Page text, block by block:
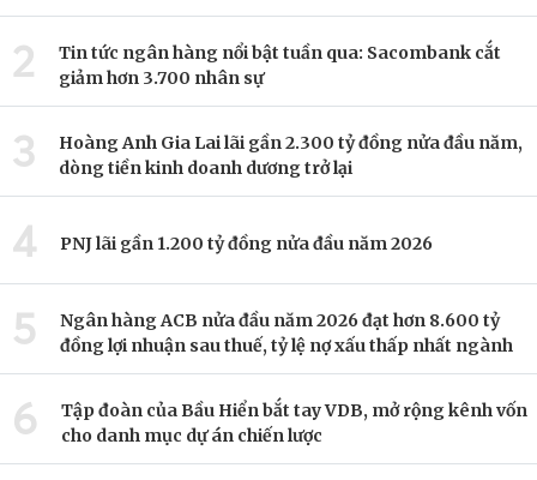
2
Tin tức ngân hàng nổi bật tuần qua: Sacombank cắt
giảm hơn 3.700 nhân sự
3
Hoàng Anh Gia Lai lãi gần 2.300 tỷ đồng nửa đầu năm,
dòng tiền kinh doanh dương trở lại
4 PNJ lãi gần 1.200 tỷ đồng nửa đầu năm 2026
5
Ngân hàng ACB nửa đầu năm 2026 đạt hơn 8.600 tỷ
đồng lợi nhuận sau thuế, tỷ lệ nợ xấu thấp nhất ngành
6
Tập đoàn của Bầu Hiển bắt tay VDB, mở rộng kênh vốn
cho danh mục dự án chiến lược